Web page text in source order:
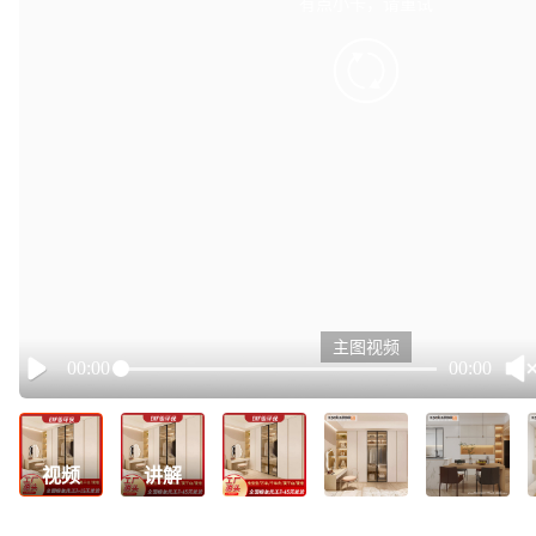
Play
00:00 00:00
主图视频
视频 讲解